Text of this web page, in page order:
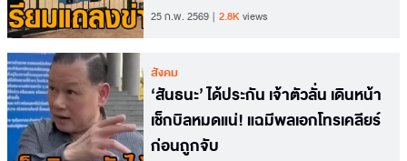
25 ก.พ. 2569 2.8Kviews
สังคม
‘สันธนะ’ ได้ประกัน เจ้าตัวลั่น เดินหน้า
เช็กบิลหมดแน่! แฉมีพลเอกโทรเคลียร์
ก่อนถูกจับ